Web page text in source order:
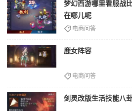
梦幻西游哪里看服战
在哪儿呢
电商问答
鹿女阵容
电商问答
剑灵改版生活技能八